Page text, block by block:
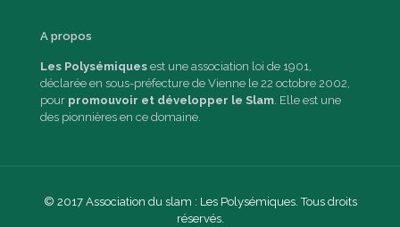
A propos
Les Polysémiques est une association loi de 1901,
déclarée en sous-préfecture de Vienne le 22 octobre 2002,
pour promouvoir et développer le Slam. Elle est une
des pionnières en ce domaine.
© 2017 Association du slam : Les Polysémiques. Tous droits
réservés.